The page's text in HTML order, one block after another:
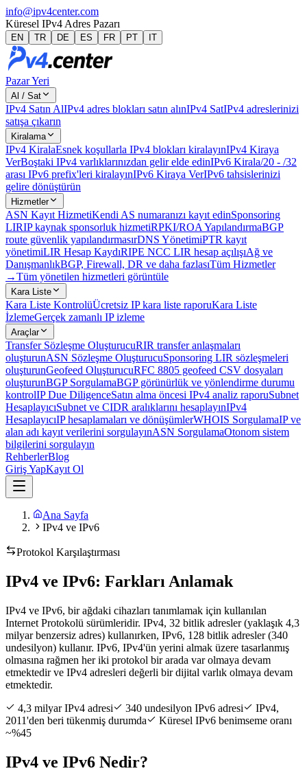
info@ipv4center.com
Küresel IPv4 Adres Pazarı
EN TR DE ES FR PT IT
Pazar Yeri
Al / Sat
IPv4 Satın AlIPv4 adres blokları satın alınIPv4 SatIPv4 adreslerinizi
satışa çıkarın
Kiralama
IPv4 KiralaEsnek koşullarla IPv4 blokları kiralayınIPv4 Kiraya
VerBoştaki IPv4 varlıklarınızdan gelir elde edinIPv6 Kirala/20 - /32
arası IPv6 prefix'leri kiralayınIPv6 Kiraya VerIPv6 tahsislerinizi
gelire dönüştürün
Hizmetler
ASN Kayıt HizmetiKendi AS numaranızı kayıt edinSponsoring
LIRIP kaynak sponsorluk hizmetiRPKI/ROA YapılandırmaBGP
route güvenlik yapılandırmasırDNS YönetimiPTR kayıt
yönetimiLIR Hesap KaydıRIPE NCC LIR hesap açılışıAğ ve
DanışmanlıkBGP, Firewall, DR ve daha fazlasıTüm Hizmetler
→Tüm yönetilen hizmetleri görüntüle
Kara Liste
Kara Liste KontrolüÜcretsiz IP kara liste raporuKara Liste
İzlemeGerçek zamanlı IP izleme
Araçlar
Transfer Sözleşme OluşturucuRIR transfer anlaşmaları
oluşturunASN Sözleşme OluşturucuSponsoring LIR sözleşmeleri
oluşturunGeofeed OluşturucuRFC 8805 geofeed CSV dosyaları
oluşturunBGP SorgulamaBGP görünürlük ve yönlendirme durumu
kontrolIP Due DiligenceSatın alma öncesi IPv4 analiz raporuSubnet
HesaplayıcıSubnet ve CIDR aralıklarını hesaplayınIPv4
HesaplayıcıIP hesaplamaları ve dönüşümlerWHOIS SorgulamaIP ve
alan adı kayıt verilerini sorgulayınASN SorgulamaOtonom sistem
bilgilerini sorgulayın
RehberlerBlog
Giriş YapKayıt Ol
Ana Sayfa
IPv4 ve IPv6
Protokol Karşılaştırması
IPv4 ve IPv6: Farkları Anlamak
IPv4 ve IPv6, bir ağdaki cihazları tanımlamak için kullanılan
Internet Protokolü sürümleridir. IPv4, 32 bitlik adresler (yaklaşık 4,3
milyar benzersiz adres) kullanırken, IPv6, 128 bitlik adresler (340
undesilyon) kullanır. IPv6, IPv4'ün yerini almak üzere tasarlanmış
olmasına rağmen her iki protokol bir arada var olmaya devam
etmektedir ve IPv4 adresleri değerli bir dijital varlık olmaya devam
etmektedir.
4,3 milyar IPv4 adresi
340 undesilyon IPv6 adresi
IPv4,
2011'den beri tükenmiş durumda
Küresel IPv6 benimseme oranı
~%45
IPv4 ve IPv6 Nedir?